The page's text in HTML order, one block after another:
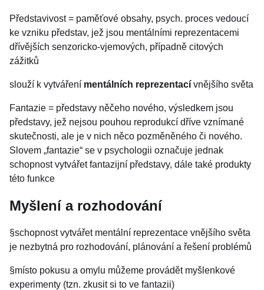
Představivost = paměťové obsahy, psych. proces vedoucí
ke vzniku představ, jež jsou mentálními reprezentacemi
dřívějších senzoricko-vjemových, případně citových
zážitků
slouží k vytváření mentálních reprezentací vnějšího světa
Fantazie = představy něčeho nového, výsledkem jsou
představy, jež nejsou pouhou reprodukcí dříve vznímané
skutečnosti, ale je v nich něco pozměněného či nového.
Slovem „fantazie“ se v psychologii označuje jednak
schopnost vytvářet fantazijní představy, dále také produkty
této funkce
Myšlení a rozhodování
§schopnost vytvářet mentální reprezentace vnějšího světa
je nezbytná pro rozhodování, plánování a řešení problémů
§místo pokusu a omylu můžeme provádět myšlenkové
experimenty (tzn. zkusit si to ve fantazii)